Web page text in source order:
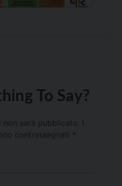
To Say?
non sarà pubblicato.
contrassegnati *